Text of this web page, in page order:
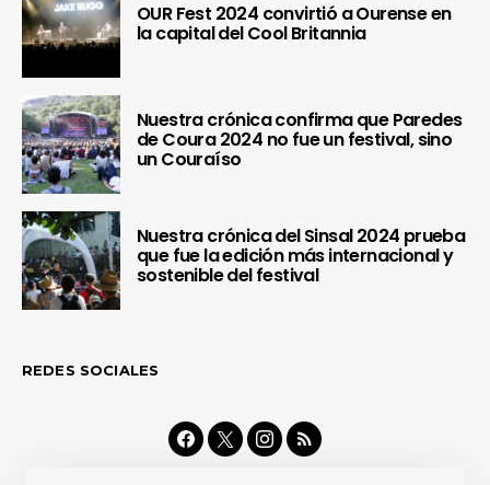
OUR Fest 2024 convirtió a Ourense en
la capital del Cool Britannia
Nuestra crónica confirma que Paredes
de Coura 2024 no fue un festival, sino
un Couraíso
Nuestra crónica del Sinsal 2024 prueba
que fue la edición más internacional y
sostenible del festival
REDES SOCIALES